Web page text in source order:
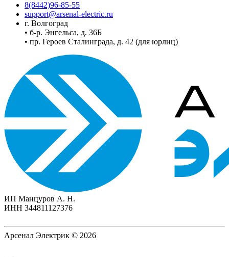
8(8442)96-85-55
support@arsenal-electric.ru
г. Волгоград
• б-р. Энгельса, д. 36Б
• пр. Героев Сталинграда, д. 42 (для юрлиц)
ИП Манцуров А. Н.
ИНН 344811127376
Арсенал Электрик © 2026